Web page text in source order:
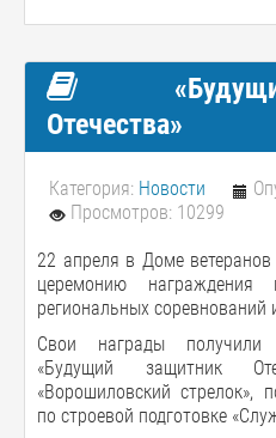
Отечества»
Категория: Новости
Просмотров: 10299
22 апреля в Доме ветеранов
церемонию награждения
региональных соревнований
Свои награды получили
«Будущий защитник
«Ворошиловский стрелок»,
по строевой подготовке